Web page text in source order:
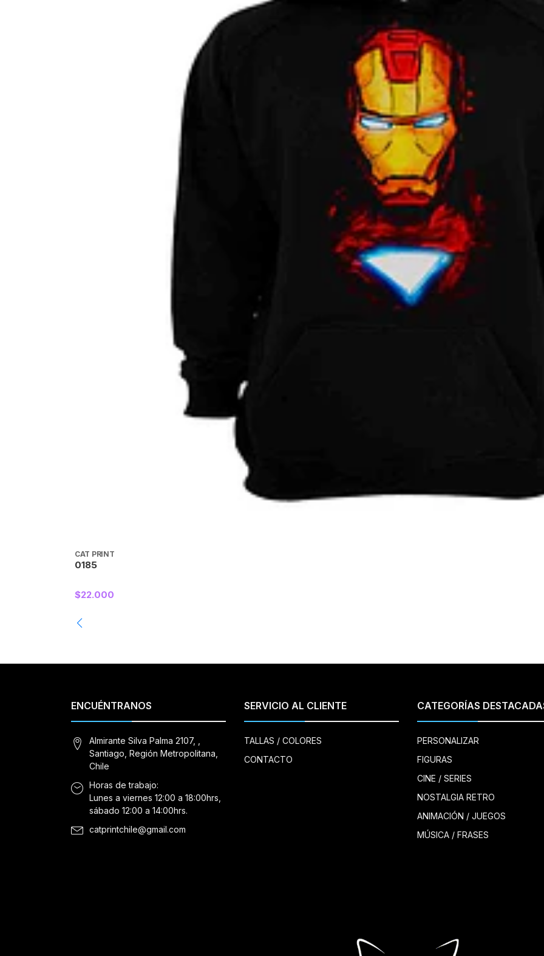
CAT PRINT
0185
$22.000
ENCUÉNTRANOS
Almirante Silva Palma 2107, ,
Santiago, Región Metropolitana,
Chile
Horas de trabajo:
Lunes a viernes 12:00 a 18:00hrs,
sábado 12:00 a 14:00hrs.
catprintchile@gmail.com
SERVICIO AL CLIENTE
TALLAS / COLORES
CONTACTO
CATEGORÍAS
PERSONALIZAR
FIGURAS
CINE / SERIES
NOSTALGIA RETRO
ANIMACIÓN / JUEGOS
MÚSICA / FRASES